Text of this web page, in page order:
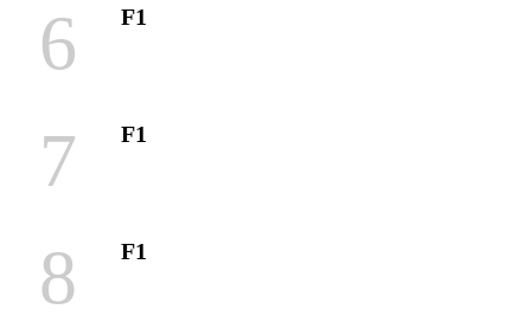
6 F1
7 F1
8 F1